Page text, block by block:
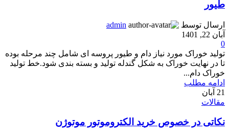
طیور
ارسال توسط
admin
آبان 22, 1401
0
تولید خوراک مورد نیاز دام و طیور پروسه ای شامل چند مرحله بوده
تا در نهایت خوراک به شکل گندله تولید و بسته بندی شود.خط تولید
خوراک دام...
ادامه مطلب
21 آبان
مقالات
نکاتی در خصوص خرید الکتروموتور موتوژن